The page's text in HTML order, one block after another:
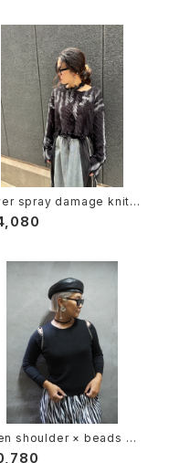
spray damage knit d
tops トップス ニット ダ
シルバー ショート丈 ブラ
shoulder × beads de
knit tops トップス デザイ